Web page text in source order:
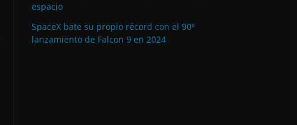
espacio
SpaceX bate su propio récord con el 90º
lanzamiento de Falcon 9 en 2024